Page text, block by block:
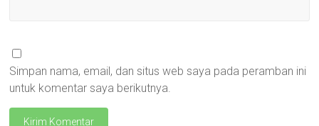
Simpan nama, email, dan situs web saya pada peramban ini
untuk komentar saya berikutnya.